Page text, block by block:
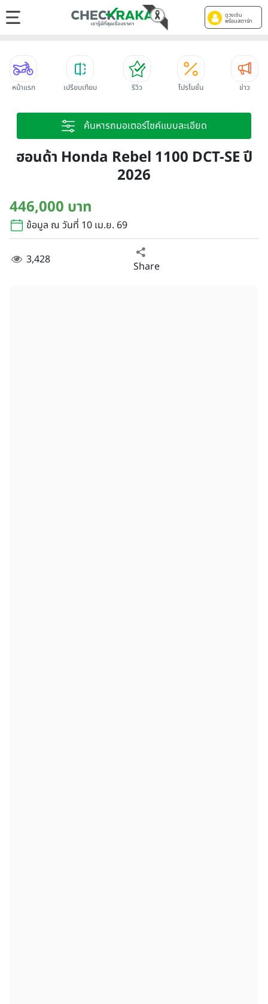
ดูวงเงิน
พร้อมสตาร์ท
หน้าแรก เปรียบเทียบ รีวิว โปรโมชั่น ข่าว
ค้นหารถมอเตอร์ไซค์แบบละเอียด
ฮอนด้า Honda Rebel 1100 DCT-SE ปี
2026
446,000 บาท
ข้อมูล ณ วันที่ 10 เม.ย. 69
3,428 Share